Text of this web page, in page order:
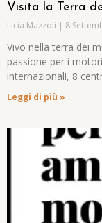
Visita la Terra
Licia Mazzoli 8
Vivo nella terra dei
passione per i
internazionali, 8
Leggi di più »